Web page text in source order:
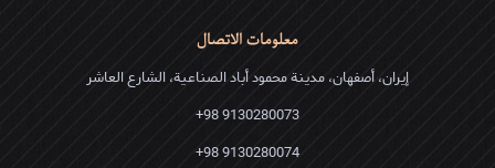
معلومات الاتصال
إيران، أصفهان، مدينة محمود أباد الصناعية، الشارع العاشر
9130280073 98+
9130280074 98+